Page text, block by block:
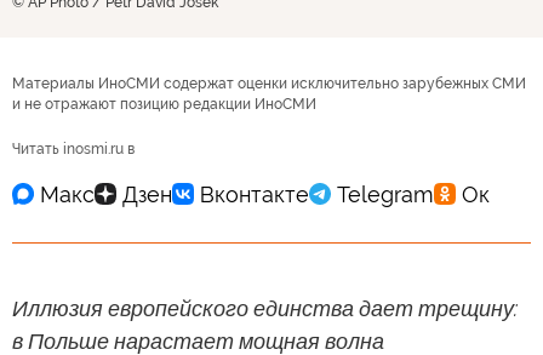
Материалы ИноСМИ содержат оценки исключительно зарубежных СМИ
и не отражают позицию редакции ИноСМИ
Читать inosmi.ru в
Иллюзия европейского единства дает трещину:
в Польше нарастает мощная волна